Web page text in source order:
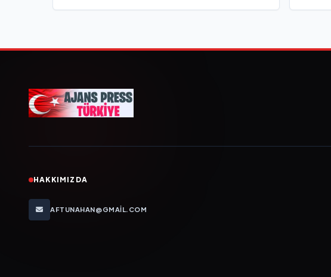
HAKKIMIZDA
AFTUNAHAN@GMAIL.COM